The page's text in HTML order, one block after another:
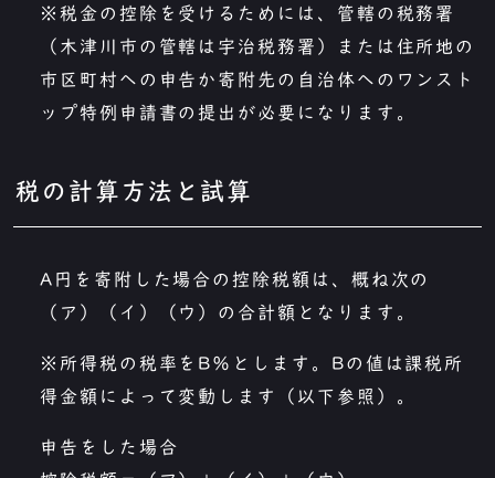
※税金の控除を受けるためには、管轄の税務署
（木津川市の管轄は宇治税務署）または住所地の
市区町村への申告か寄附先の自治体へのワンスト
ップ特例申請書の提出が必要になります。
税の計算方法と試算
A円を寄附した場合の控除税額は、概ね次の
（ア）（イ）（ウ）の合計額となります。
※所得税の税率をB％とします。Bの値は課税所
得金額によって変動します（以下参照）。
申告をした場合